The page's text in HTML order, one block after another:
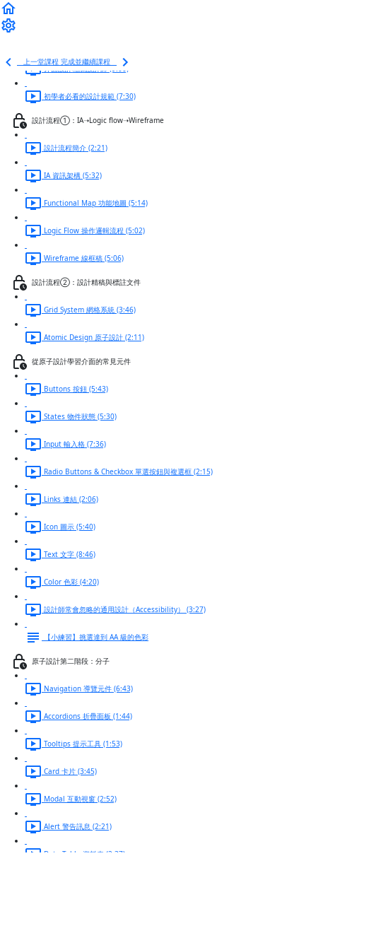
上一堂課程 完成並繼續課程
介面設計相關設計師 (9:00)
初學者必看的設計規範 (7:30)
設計流程①：IA➝Logic flow➝Wireframe
設計流程簡介 (2:21)
IA 資訊架構 (5:32)
Functional Map 功能地圖 (5:14)
Logic Flow 操作邏輯流程 (5:02)
Wireframe 線框稿 (5:06)
設計流程②：設計精稿與標註文件
Grid System 網格系統 (3:46)
Atomic Design 原子設計 (2:11)
從原子設計學習介面的常見元件
Buttons 按鈕 (5:43)
States 物件狀態 (5:30)
Input 輸入格 (7:36)
Radio Buttons & Checkbox 單選按鈕與複選框 (2:15)
Links 連結 (2:06)
Icon 圖示 (5:40)
Text 文字 (8:46)
Color 色彩 (4:20)
設計師常會忽略的通用設計（Accessibility） (3:27)
【小練習】挑選達到 AA 級的色彩
原子設計第二階段：分子
Navigation 導覽元件 (6:43)
Accordions 折疊面板 (1:44)
Tooltips 提示工具 (1:53)
Card 卡片 (3:45)
Modal 互動視窗 (2:52)
Alert 警告訊息 (2:21)
Data Table 資料表 (2:37)